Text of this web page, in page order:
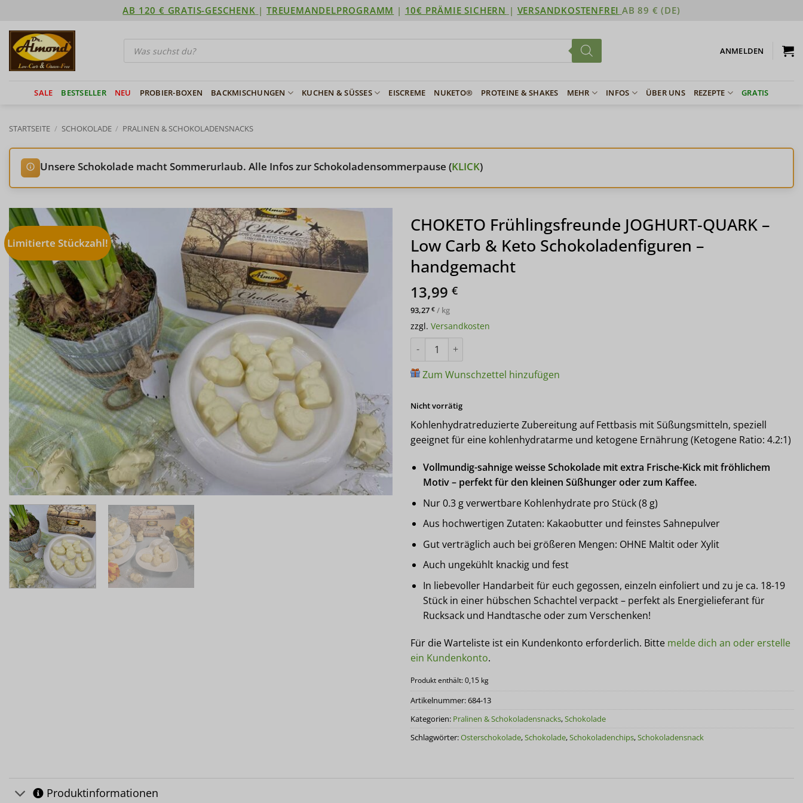
springen
AB 120 € GRATIS-GESCHENK |TREUEMANDELPROGRAMM | 10€ PRÄMIE SICHERN | VERSANDKOSTENFREI AB 89 € (DE)
Products
search ANMELDEN
SALE BESTSELLER NEU PROBIER-BOXEN BACKMISCHUNGEN KUCHEN & SÜSSES EISCREME NUKETO® PROTEINE & SHAKES MEHR INFOS ÜBER UNS REZEPTE GRATIS
STARTSEITE / SCHOKOLADE / PRALINEN & SCHOKOLADENSNACKS
Unsere Schokolade macht Sommerurlaub. Alle Infos zur Schokoladensommerpause (KLICK)
Limitierte Stückzahl!
CHOKETO Frühlingsfreunde JOGHURT-QUARK –
Low Carb & Keto Schokoladenfiguren –
handgemacht
13,99 €
93,27 € / kg
zzgl. Versandkosten
CHOKETO Frühlingsfreunde JOGHURT-QUARK - Low Carb & Keto Schokoladenfiguren -
Zum Wunschzettel hinzufügen
Nicht vorrätig
Kohlenhydratreduzierte Zubereitung auf Fettbasis mit Süßungsmitteln, speziell
geeignet für eine kohlenhydratarme und ketogene Ernährung (Ketogene Ratio: 4.2:1)
Vollmundig-sahnige weisse Schokolade mit extra Frische-Kick mit fröhlichem
Motiv – perfekt für den kleinen Süßhunger oder zum Kaffee.
Nur 0.3 g verwertbare Kohlenhydrate pro Stück (8 g)
Aus hochwertigen Zutaten: Kakaobutter und feinstes Sahnepulver
Gut verträglich auch bei größeren Mengen: OHNE Maltit oder Xylit
Auch ungekühlt knackig und fest
In liebevoller Handarbeit für euch gegossen, einzeln einfoliert und zu je ca. 18-19
Stück in einer hübschen Schachtel verpackt – perfekt als Energielieferant für
Rucksack und Handtasche oder zum Verschenken!
Für die Warteliste ist ein Kundenkonto erforderlich. Bitte melde dich an oder erstelle
ein Kundenkonto.
Produkt enthält: 0,15 kg
Artikelnummer:684-13
Kategorien: Pralinen & Schokoladensnacks,Schokolade
Schlagwörter:Osterschokolade,Schokolade,Schokoladenchips,Schokoladensnack
Produktinformationen